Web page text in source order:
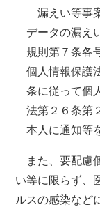
漏えい等事
データの漏え
規則第７条各
個人情報保護
条に従って個
法第２６条第
本人に通知等
また、要配慮
い等に限らず、
ルスの感染など